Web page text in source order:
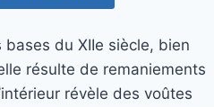
bases du XIIe siècle, bien
résulte de remaniements
révèle des voûtes